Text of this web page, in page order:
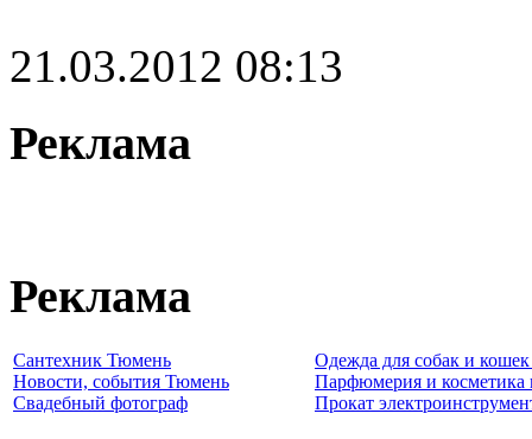
21.03.2012 08:13
Реклама
Реклама
Сантехник Тюмень
Новости, события Тюмень
Свадебный фотограф
Одежда для собак и
Парфюмерия и
Прокат